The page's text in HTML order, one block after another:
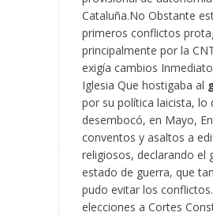
Cataluña.No Obstante
primeros conflictos
principalmente por la
exigía cambios
Iglesia Que hostigaba al
por su política laicista, lo
desembocó, en Mayo,
conventos y asaltos a
religiosos, declarando el
estado de guerra, que
pudo evitar los
elecciones a Cortes